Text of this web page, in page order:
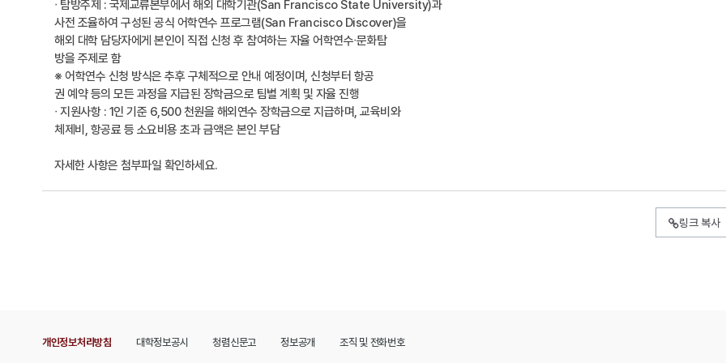
ᐧ 탐방주제 : 국제교류본부에서 해외 대학기관(San Francisco State University)과
사전 조율하여 구성된 공식 어학연수 프로그램(San Francisco Discover)을
해외 대학 담당자에게 본인이 직접 신청 후 참여하는 자율 어학연수ᐧ문화탐
방을 주제로 함
※ 어학연수 신청 방식은 추후 구체적으로 안내 예정이며, 신청부터 항공
권 예약 등의 모든 과정을 지급된 장학금으로 팀별 계획 및 자율 진행
ᐧ 지원사항 : 1인 기준 6,500 천원을 해외연수 장학금으로 지급하며, 교육비와
체제비, 항공료 등 소요비용 초과 금액은 본인 부담
자세한 사항은 첨부파일 확인하세요.
링크 복사
개인정보처리방침 대학정보공시 청렴신문고 정보공개 조직 및 전화번호